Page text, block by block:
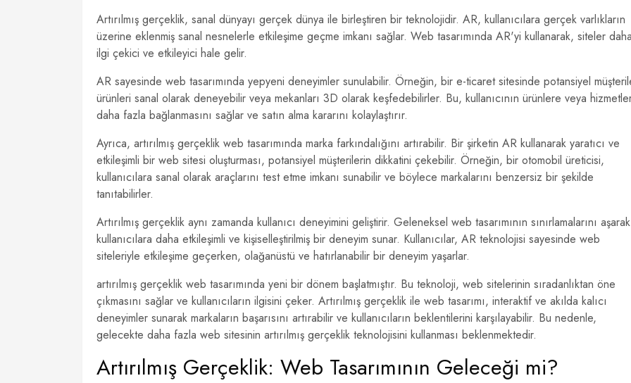
Artırılmış gerçeklik, sanal dünyayı gerçek dünya ile birleştiren bir teknolojidir. AR, kullanıcılara gerçek varlıkların
üzerine eklenmiş sanal nesnelerle etkileşime geçme imkanı sağlar. Web tasarımında AR'yi kullanarak, siteler
ilgi çekici ve etkileyici hale gelir.
AR sayesinde web tasarımında yepyeni deneyimler sunulabilir. Örneğin, bir e-ticaret sitesinde potansiyel
ürünleri sanal olarak deneyebilir veya mekanları 3D olarak keşfedebilirler. Bu, kullanıcının ürünlere veya
daha fazla bağlanmasını sağlar ve satın alma kararını kolaylaştırır.
Ayrıca, artırılmış gerçeklik web tasarımında marka farkındalığını artırabilir. Bir şirketin AR kullanarak yaratıcı ve
etkileşimli bir web sitesi oluşturması, potansiyel müşterilerin dikkatini çekebilir. Örneğin, bir otomobil üreticisi,
kullanıcılara sanal olarak araçlarını test etme imkanı sunabilir ve böylece markalarını benzersiz bir şekilde
tanıtabilirler.
Artırılmış gerçeklik aynı zamanda kullanıcı deneyimini geliştirir. Geleneksel web tasarımının sınırlamalarını
kullanıcılara daha etkileşimli ve kişiselleştirilmiş bir deneyim sunar. Kullanıcılar, AR teknolojisi sayesinde web
siteleriyle etkileşime geçerken, olağanüstü ve hatırlanabilir bir deneyim yaşarlar.
artırılmış gerçeklik web tasarımında yeni bir dönem başlatmıştır. Bu teknoloji, web sitelerinin sıradanlıktan öne
çıkmasını sağlar ve kullanıcıların ilgisini çeker. Artırılmış gerçeklik ile web tasarımı, interaktif ve akılda kalıcı
deneyimler sunarak markaların başarısını artırabilir ve kullanıcıların beklentilerini karşılayabilir. Bu nedenle,
gelecekte daha fazla web sitesinin artırılmış gerçeklik teknolojisini kullanması beklenmektedir.
Artırılmış Gerçeklik: Web Tasarımının Geleceği mi?